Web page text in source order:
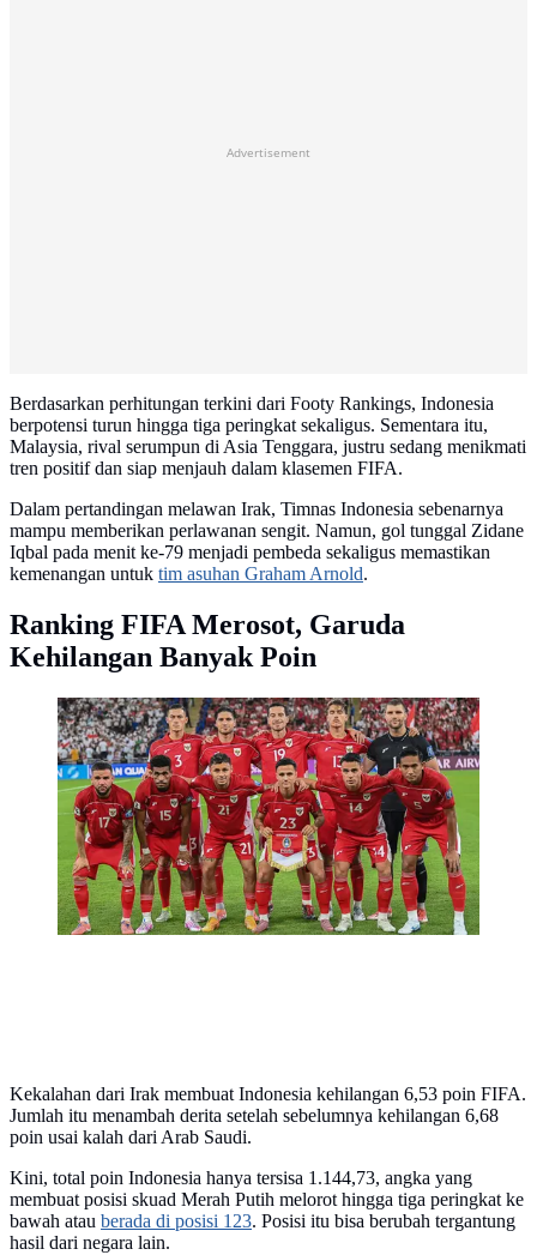
Advertisement
Berdasarkan perhitungan terkini dari Footy Rankings, Indonesia
berpotensi turun hingga tiga peringkat sekaligus. Sementara itu,
Malaysia, rival serumpun di Asia Tenggara, justru sedang menikmati
tren positif dan siap menjauh dalam klasemen FIFA.
Dalam pertandingan melawan Irak, Timnas Indonesia sebenarnya
mampu memberikan perlawanan sengit. Namun, gol tunggal Zidane
Iqbal pada menit ke-79 menjadi pembeda sekaligus memastikan
kemenangan untuk tim asuhan Graham Arnold.
Ranking FIFA Merosot, Garuda
Kehilangan Banyak Poin
Para pemain Timnas Indonesia berpose untuk foto
bersama sebelum pertandingan babak keempat Grup B
Kualifikasi Piala Dunia 2026 zona Asia antara Irak dan
Indonesia di Stadion Alinma Bank, King Abdullah
Sports City, Jeddah, Arab Saudi, Minggu (12-10-2025)
dini hari WIB. (Foto AP/Ali Issa)
Kekalahan dari Irak membuat Indonesia kehilangan 6,53 poin FIFA.
Jumlah itu menambah derita setelah sebelumnya kehilangan 6,68
poin usai kalah dari Arab Saudi.
Kini, total poin Indonesia hanya tersisa 1.144,73, angka yang
membuat posisi skuad Merah Putih melorot hingga tiga peringkat ke
bawah atau berada di posisi 123. Posisi itu bisa berubah tergantung
hasil dari negara lain.